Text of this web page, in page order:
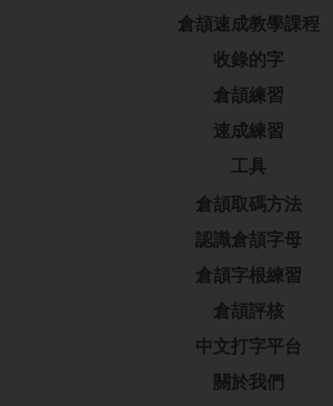
倉頡速成教學課程
收錄的字
倉頡練習
速成練習
工具
倉頡取碼方法
認識倉頡字母
倉頡字根練習
倉頡評核
中文打字平台
關於我們